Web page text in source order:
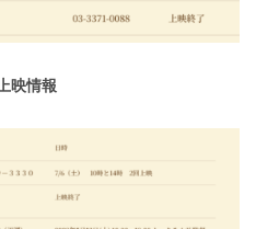
映情報